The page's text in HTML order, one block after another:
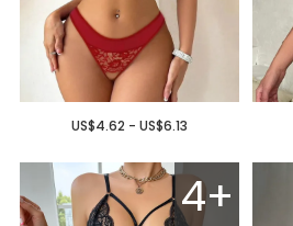
US$4.62 - US$6.13
4+